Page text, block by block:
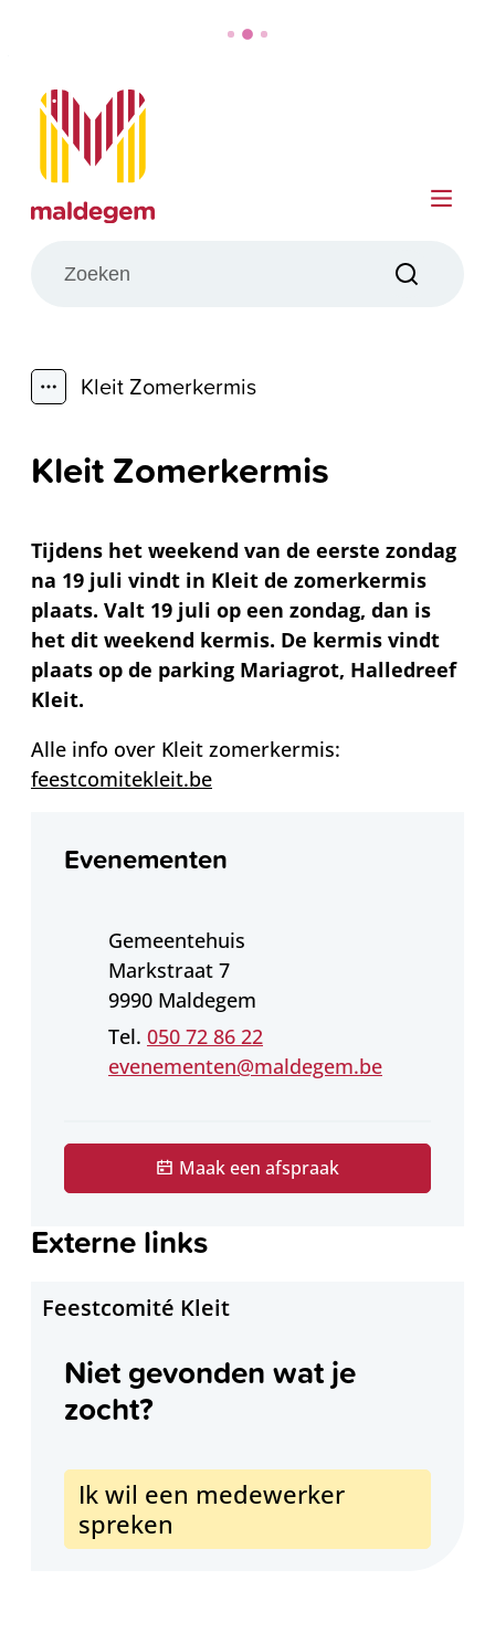
Maldegem
Zoeken
Toon alle broodkruimel items
Kleit Zomerkermis
Kleit Zomerkermis
Tijdens het weekend van de eerste zondag
na 19 juli vindt in Kleit de zomerkermis
plaats. Valt 19 juli op een zondag, dan is
het dit weekend kermis. De kermis vindt
plaats op de parking Mariagrot, Halledreef
Kleit.
Alle info over Kleit zomerkermis:
feestcomitekleit.be
Evenementen
AdresGemeentehuis
Markstraat 7
,9990 Maldegem
050 72 86 22
E-mailevenementen@maldegem.be
Maak een afspraak
Externe links
Feestcomité Kleit
Niet gevonden wat je
zocht?
Ik wil een medewerker
spreken